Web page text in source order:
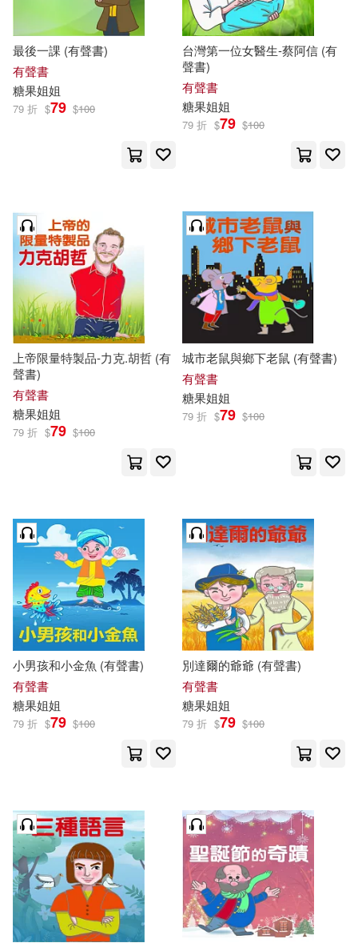
最後一課 (有聲書)
有聲書
糖果姐姐
79 折 $79 $100
台灣第一位女醫生-蔡阿信 (有
聲書)
有聲書
糖果姐姐
79 折 $79 $100
上帝限量特製品-力克.胡哲 (有
聲書)
有聲書
糖果姐姐
79 折 $79 $100
城市老鼠與鄉下老鼠 (有聲書)
有聲書
糖果姐姐
79 折 $79 $100
小男孩和小金魚 (有聲書)
有聲書
糖果姐姐
79 折 $79 $100
別達爾的爺爺 (有聲書)
有聲書
糖果姐姐
79 折 $79 $100